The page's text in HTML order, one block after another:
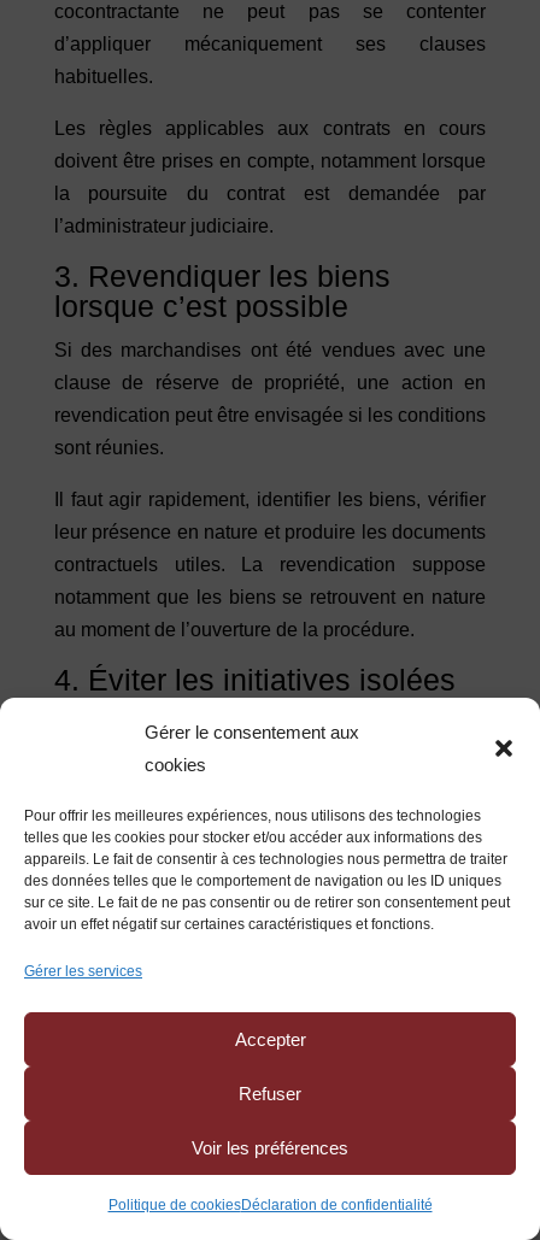
Gérer le consentement aux
cookies
Pour offrir les meilleures expériences, nous utilisons des technologies
telles que les cookies pour stocker et/ou accéder aux informations des
appareils. Le fait de consentir à ces technologies nous permettra de traiter
des données telles que le comportement de navigation ou les ID uniques
sur ce site. Le fait de ne pas consentir ou de retirer son consentement peut
avoir un effet négatif sur certaines caractéristiques et fonctions.
Gérer les services
Accepter
Refuser
Voir les préférences
Politique de cookiesDéclaration de confidentialité
cocontractante ne peut pas se contenter
d’appliquer mécaniquement ses clauses
habituelles.
Les règles applicables aux contrats en cours
doivent être prises en compte, notamment lorsque
la poursuite du contrat est demandée par
l’administrateur judiciaire.
3. Revendiquer les biens
lorsque c’est possible
Si des marchandises ont été vendues avec une
clause de réserve de propriété, une action en
revendication peut être envisagée si les conditions
sont réunies.
Il faut agir rapidement, identifier les biens, vérifier
leur présence en nature et produire les documents
contractuels utiles. La revendication suppose
notamment que les biens se retrouvent en nature
au moment de l’ouverture de la procédure.
4. Éviter les initiatives isolées
Après l’ouverture d’une procédure, les poursuites
individuelles sont encadrées. Une action mal
donc recommandé de procéder à une analyse
préalable avant toute mise en demeure, résiliation,
suspension ou action judiciaire.
X. Procédures collectives 2026 : les 10 réflexes à
Pour limiter le risque lié à la défaillance d’un
partenaire commercial, les entreprises peuvent
mettre en place une méthode simple :
Suivre les retards de paiement dès le premier
Fixer des plafonds d’encours réalistes et les
Vérifier l’acceptation des CGV et de la clause